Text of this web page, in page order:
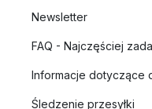
Newsletter
FAQ - Najczęściej
Informacje dotyczące
Śledzenie przesyłki